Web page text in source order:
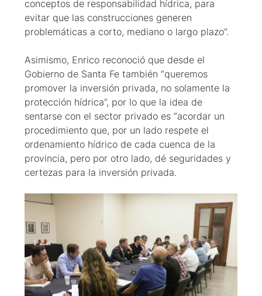
conceptos de responsabilidad hídrica, para
evitar que las construcciones generen
problemáticas a corto, mediano o largo plazo”.
Asimismo, Enrico reconoció que desde el
Gobierno de Santa Fe también “queremos
promover la inversión privada, no solamente la
protección hídrica”, por lo que la idea de
sentarse con el sector privado es “acordar un
procedimiento que, por un lado respete el
ordenamiento hídrico de cada cuenca de la
provincia, pero por otro lado, dé seguridades y
certezas para la inversión privada.